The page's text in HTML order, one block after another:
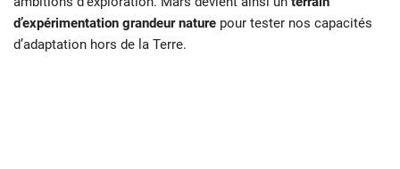
d’expérimentation grandeur nature pour tester nos capacités
d’adaptation hors de la Terre.